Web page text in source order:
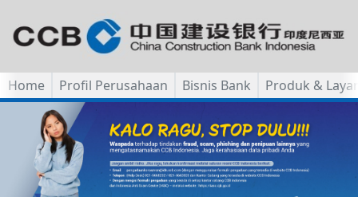
Home Profil Perusahaan Bisnis Bank Produk &